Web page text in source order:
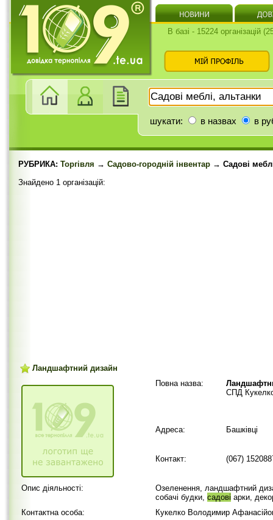
В базі - 15224 організацій
шукати: в назвах в
РУБРИКА: Торгівля → Садово-городній інвентар → Садові
Знайдено 1 організацій:
Ландшафтний дизайн
Повна назва:
СПД
Адреса: Башківці
Контакт: (067)
Опис діяльності:
Озеленення, ландшафтний
собачі будки, садові арки,
Контактна особа:
Кукелко Володимир